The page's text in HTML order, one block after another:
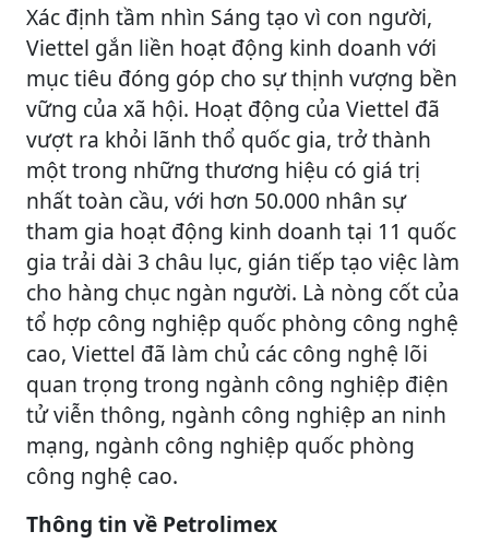
Xác định tầm nhìn Sáng tạo vì con người,
Viettel gắn liền hoạt động kinh doanh với
mục tiêu đóng góp cho sự thịnh vượng bền
vững của xã hội. Hoạt động của Viettel đã
vượt ra khỏi lãnh thổ quốc gia, trở thành
một trong những thương hiệu có giá trị
nhất toàn cầu, với hơn 50.000 nhân sự
tham gia hoạt động kinh doanh tại 11 quốc
gia trải dài 3 châu lục, gián tiếp tạo việc làm
cho hàng chục ngàn người. Là nòng cốt của
tổ hợp công nghiệp quốc phòng công nghệ
cao, Viettel đã làm chủ các công nghệ lõi
quan trọng trong ngành công nghiệp điện
tử viễn thông, ngành công nghiệp an ninh
mạng, ngành công nghiệp quốc phòng
công nghệ cao.
Thông tin về Petrolimex